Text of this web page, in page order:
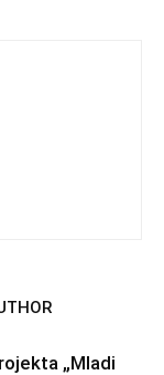
„Mladi